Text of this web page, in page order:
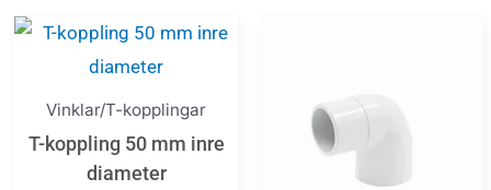
Vinklar/T-kopplingar
T-koppling 50 mm inre
diameter